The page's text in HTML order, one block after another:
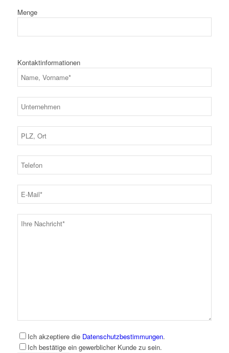
Menge
Kontaktinformationen
Ich akzeptiere die Datenschutzbestimmungen.
Ich bestätige ein gewerblicher Kunde zu sein.